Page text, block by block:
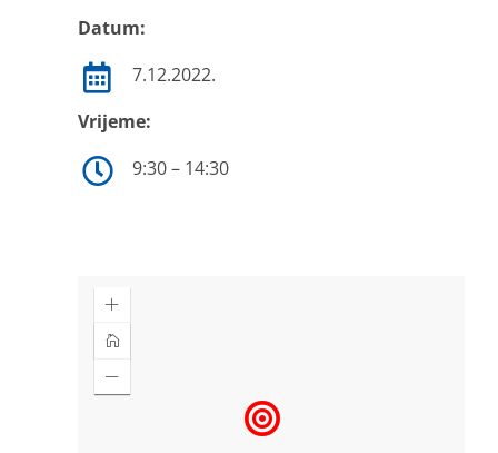
Datum:
7.12.2022.
Vrijeme:
9:30 – 14:30